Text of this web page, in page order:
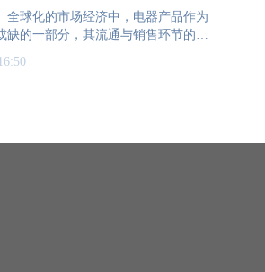
全球化的市场经济中，电器产品作为
缺的一部分，其流通与销售环节的管
的一大瓶颈。然而，随着科技的进